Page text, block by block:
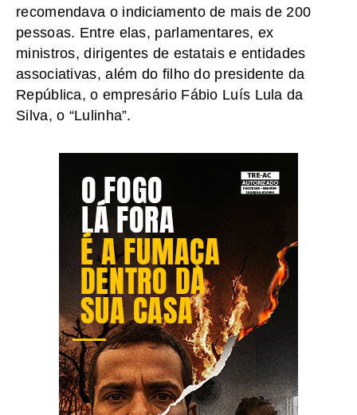
recomendava o indiciamento de mais de 200
pessoas. Entre elas, parlamentares, ex
ministros, dirigentes de estatais e entidades
associativas, além do filho do presidente da
República, o empresário Fábio Luís Lula da
Silva, o “Lulinha”.